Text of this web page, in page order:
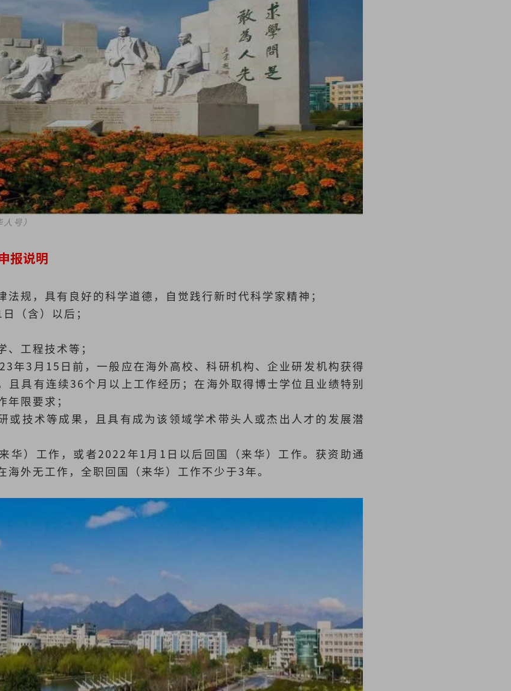
号）
报说明
法规，具有良好的科学道德，自觉践行新时代科学家精神；
（含）以后；
工程技术等；
年3月15日前，一般应在海外高校、科研机构、企业研发机构获得
且具有连续36个月以上工作经历；在海外取得博士学位且业绩特别
限要求；
或技术等成果，且具有成为该领域学术带头人或杰出人才的发展潜
华）工作，或者2022年1月1日以后回国（来华）工作。获资助通
海外无工作，全职回国（来华）工作不少于3年。